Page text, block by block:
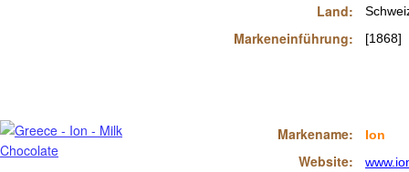
Markename:
Website:
Ion
[1868]
Land:
Markeneinführung: